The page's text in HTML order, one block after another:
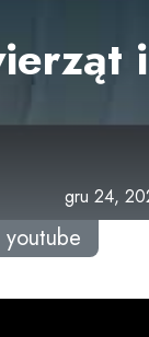
i
gru 24,
youtube